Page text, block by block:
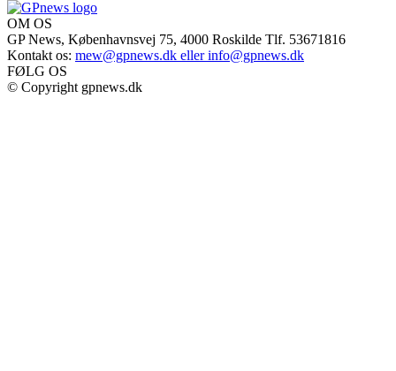
OM OS
GP News, Københavnsvej 75, 4000 Roskilde Tlf. 53671816
Kontakt os: mew@gpnews.dk eller info@gpnews.dk
FØLG OS
© Copyright gpnews.dk